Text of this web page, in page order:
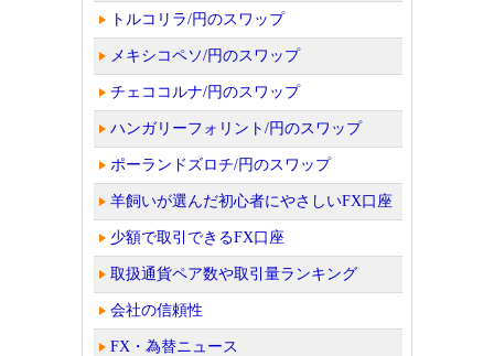
トルコリラ/円のスワップ
メキシコペソ/円のスワップ
チェココルナ/円のスワップ
ハンガリーフォリント/円のスワップ
ポーランドズロチ/円のスワップ
羊飼いが選んだ初心者にやさしいFX口座
少額で取引できるFX口座
取扱通貨ペア数や取引量ランキング
会社の信頼性
FX・為替ニュース